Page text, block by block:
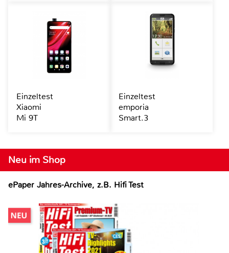
Neu im Shop
ePaper Jahres-Archive, z.B. Hifi Test
Einzeltest
Xiaomi
Mi 9T
Einzeltest
emporia
Smart.3